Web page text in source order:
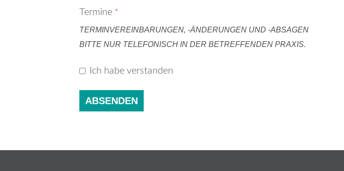
Ter­mi­ne *
TERMINVEREINBARUNGEN, ‑ÄNDERUNGEN UND ‑ABSAGEN
BITTE NUR TELEFONISCH IN DER BETREFFENDEN PRAXIS.
Ich habe ver­stan­den
ABSENDEN